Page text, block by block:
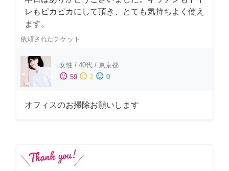
レもピカピカにして頂き、とても気持ちよく使え
ます。
依頼されたチケット
女性 / 40代 / 東京都
sentiment_satisfied 59 sentiment_neutral 2 sentiment_dissatisfied 0
オフィスのお掃除お願いします